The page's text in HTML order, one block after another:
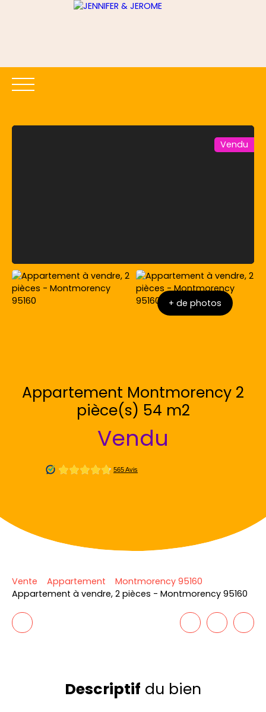
VENDRE
Vendu
+ de photos
Appartement Montmorency 2
pièce(s) 54 m2
Vendu
Vente Appartement
Montmorency 95160
Appartement à vendre, 2 pièces - Montmorency 95160
Descriptif du bien